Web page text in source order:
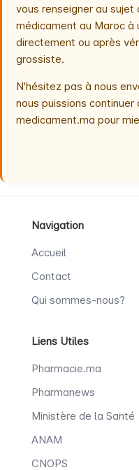
vous renseigner au
médicament au Maroc à
directement ou après
grossiste.
N'hésitez pas à nous
nous puissions
medicament.ma pour
Navigation
Accueil
Contact
Qui sommes-nous?
Liens Utiles
Pharmacie.ma
Pharmanews
Ministère de la Santé
ANAM
CNOPS